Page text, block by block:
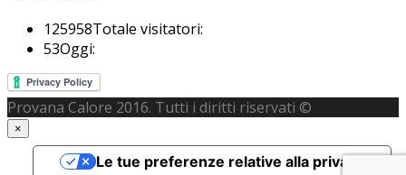
125958Totale visitatori:
53Oggi:
Provana Calore 2016. Tutti i diritti riservati ©
×
Le tue preferenze relative alla privacy